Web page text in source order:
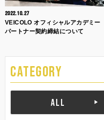
2022.10.27
VEICOLO オフィシャルアカデミー
パートナー契約締結について
CATEGORY
ALL